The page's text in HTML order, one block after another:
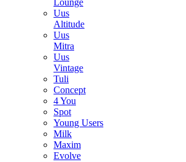
Lounge
Uus
Altitude
Uus
Mitra
Uus
Vintage
Tuli
Concept
4 You
Spot
Young Users
Milk
Maxim
Evolve